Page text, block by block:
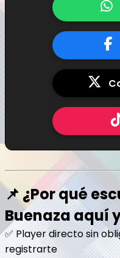
📌 ¿Por qué
Buenaza aquí
✅ Player directo sin
registrarte